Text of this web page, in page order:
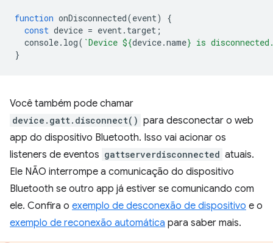
function onDisconnected(event)
{
const device = event. target ;
console. log( `Device ${device.name} is
}
Você também pode chamar
device.gatt.disconnect() para desconectar o web
app do dispositivo Bluetooth. Isso vai acionar os
listeners de eventos gattserverdisconnected atuais.
Ele NÃO interrompe a comunicação do dispositivo
Bluetooth se outro app já estiver se comunicando com
ele. Confira o exemplo de desconexão de dispositivo e o
exemplo de reconexão automática para saber mais.